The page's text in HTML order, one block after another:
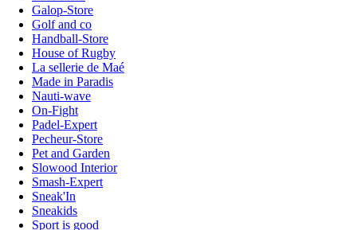
Galop-Store
Golf and co
Handball-Store
House of Rugby
La sellerie de Maé
Made in Paradis
Nauti-wave
On-Fight
Padel-Expert
Pecheur-Store
Pet and Garden
Slowood Interior
Smash-Expert
Sneak'In
Sneakids
Sport is good